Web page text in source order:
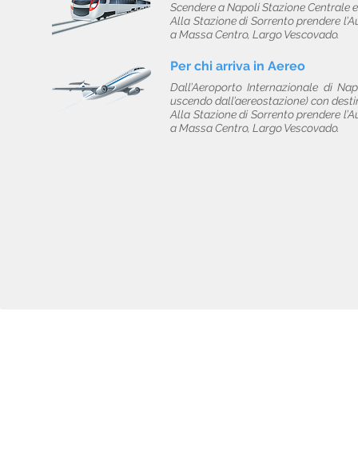
Scendere a Napoli Stazione
Alla Stazione di Sorrento prendere
a Massa Centro, Largo Vescovado.
Per chi arriva in Aereo
Dall’Aeroporto Internazionale di
uscendo dall’aereostazione) con
Alla Stazione di Sorrento prendere
a Massa Centro, Largo Vescovado.